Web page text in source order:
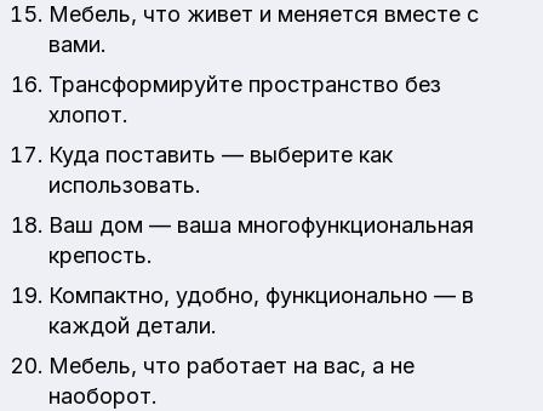
Мебель, что живет и меняется вместе с
вами.
Трансформируйте пространство без
хлопот.
Куда поставить — выберите как
использовать.
Ваш дом — ваша многофункциональная
крепость.
Компактно, удобно, функционально — в
каждой детали.
Мебель, что работает на вас, а не
наоборот.